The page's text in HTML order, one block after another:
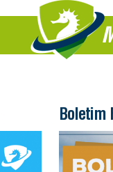
Boletim